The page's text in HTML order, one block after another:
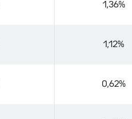
1,36%
1,12%
0,62%